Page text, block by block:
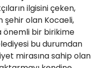
ilgisini çeken,
şehir olan Kocaeli,
önemli bir birikime
bu durumdan
mirasına sahip olan